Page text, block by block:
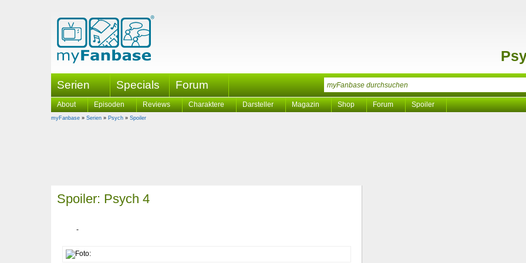
Serien Specials Forum
About Episoden Reviews Charaktere Darsteller Magazin Shop Forum Spoiler
myFanbase » Serien » Psych » Spoiler
Spoiler: Psych 4